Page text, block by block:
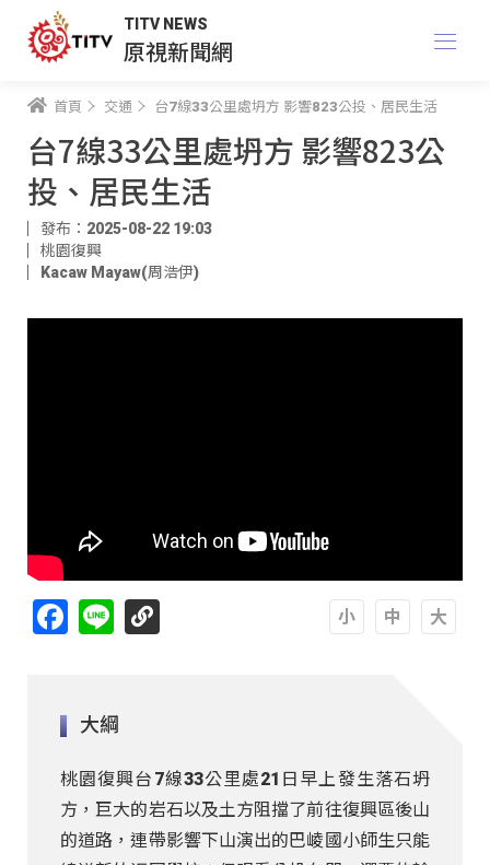
TITV NEWS
原視新聞網
首頁 交通 台7線33公里處坍方 影響823公投、居民生活
台7線33公里處坍方 影響823公
投、居民生活
發布：2025-08-22 19:03
桃園復興
Kacaw Mayaw(周浩伊)
Facebook
Line
大綱
桃園復興台7線33公里處21日早上發生落石坍
方，巨大的岩石以及土方阻擋了前往復興區後山
的道路，連帶影響下山演出的巴崚國小師生只能